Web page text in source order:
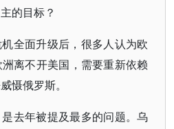
的目标？
全面升级后，很多人认为欧
离不开美国，需要重新依赖
慑俄罗斯。
去年被提及最多的问题。乌